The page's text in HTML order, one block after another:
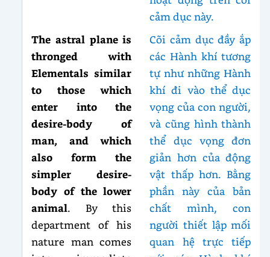
cảm dục này.
The astral plane is
thronged with
Elementals similar
to those which
enter into the
desire-body of
man, and which
also form the
simpler desire-
body of the lower
animal. By this
department of his
nature man comes
Cõi cảm dục đầy ắp
các Hành khí tương
tự như những Hành
khí đi vào thể dục
vọng của con người,
và cũng hình thành
thể dục vọng đơn
giản hơn của động
vật thấp hơn. Bằng
phần này của bản
chất mình, con
người thiết lập mối
quan hệ trực tiếp